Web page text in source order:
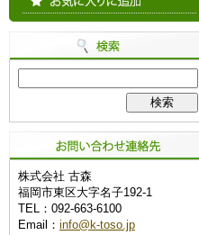
株式会社 古森
福岡市東区大字名子192-1
TEL：092-663-6100
Email： info@k-toso.jp